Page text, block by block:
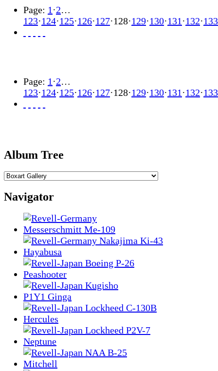
Page: 1 ·2…
123·124·125·126·127·128·129·130·131 ·132·133
Page: 1 ·2…
123·124·125·126·127·128·129·130·131 ·132·133
Album Tree
Navigator